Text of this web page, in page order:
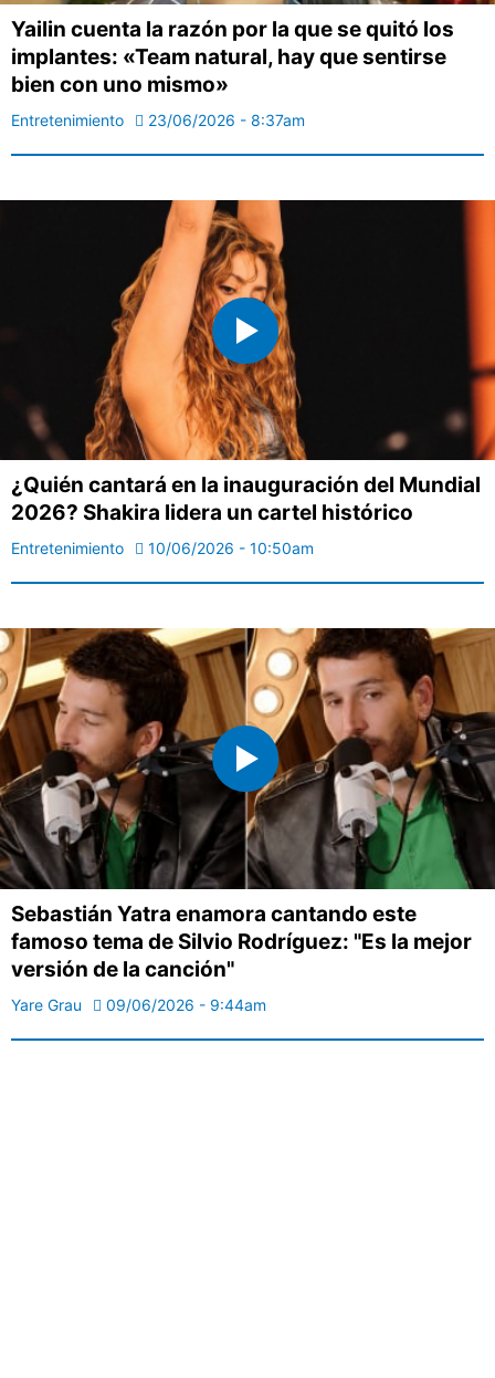
Yailin cuenta la razón por la que se quitó los
implantes: «Team natural, hay que sentirse
bien con uno mismo»
Entretenimiento 23/06/2026 - 8:37am
¿Quién cantará en la inauguración del Mundial
2026? Shakira lidera un cartel histórico
Entretenimiento 10/06/2026 - 10:50am
Sebastián Yatra enamora cantando este
famoso tema de Silvio Rodríguez: "Es la mejor
versión de la canción"
Yare Grau 09/06/2026 - 9:44am